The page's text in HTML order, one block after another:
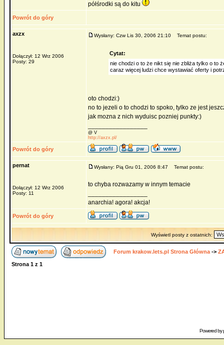
półśrodki są do kitu
Powrót do góry
axzx
Dołączył: 12 Wrz 2006
Posty: 29
Wysłany: Czw Lis 30, 2006 21:10 Temat postu:
Cytat:
nie chodzi o to że nikt się nie zbliża tylko o to
caraz więcej ludzi chce wystawiać oferty i
oto chodzi:)
no to jezeli o to chodzi to spoko, tylko ze jest
jak mozna z nich wyduisc pozniej punkty:)
@ V
http://axzx.pl/
Powrót do góry
pernat
Dołączył: 12 Wrz 2006
Posty: 11
Wysłany: Pią Gru 01, 2006 8:47 Temat postu:
to chyba rozwazamy w innym temacie
anarchia! agora! akcja!
Powrót do góry
Wyświetl posty z ostatnich:
Forum krakow.lets.pl Strona Główna ->
Strona 1 z 1
Powered by